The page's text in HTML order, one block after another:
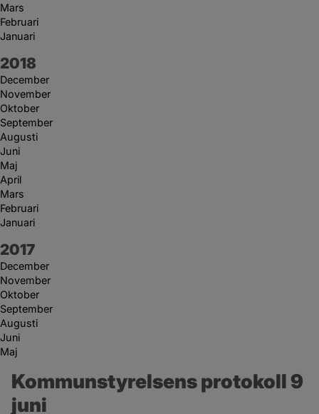
Mars
Februari
Januari
År:
2018
December
November
Oktober
September
Augusti
Juni
Maj
April
Mars
Februari
Januari
År:
2017
December
November
Oktober
September
Augusti
Juni
Maj
Kommunstyrelsens protokoll 9
juni